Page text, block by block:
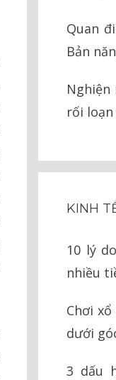
Quan
Bản
Nghiện
rối
KINH
10 lý
nhiều
Chơi
dưới
3 dấu